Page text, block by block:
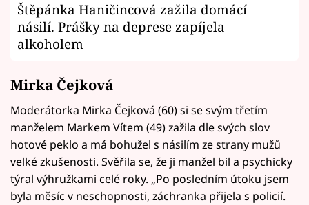
Štěpánka Haničincová zažila domácí
násilí. Prášky na deprese zapíjela
alkoholem
Mirka Čejková
Moderátorka Mirka Čejková (60) si se svým třetím
manželem Markem Vítem (49) zažila dle svých slov
hotové peklo a má bohužel s násilím ze strany mužů
velké zkušenosti. Svěřila se, že ji manžel bil a psychicky
týral výhružkami celé roky. „Po posledním útoku jsem
byla měsíc v neschopnosti, záchranka přijela s policií.